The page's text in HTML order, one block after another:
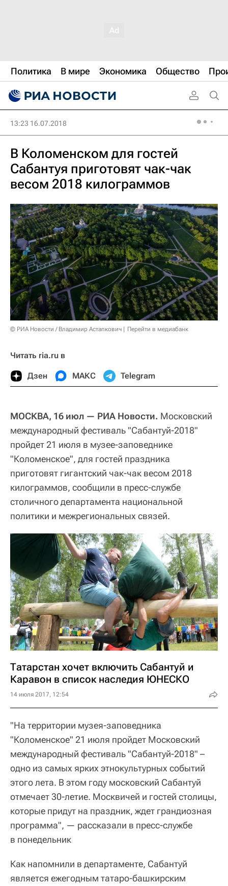
Политика В мире Экономика Общество
13:23 16.07.2018
В Коломенском для гостей
Сабантуя приготовят чак-чак
весом 2018 килограммов
© РИА Новости / Владимир Астапкович Перейти в медиабанк
Читать ria.ru в
Дзен МАКС Telegram
МОСКВА, 16 июл — РИА Новости. Московский
международный фестиваль "Сабантуй-2018"
пройдет 21 июля в музее-заповеднике
"Коломенское", для гостей праздника
приготовят гигантский чак-чак весом 2018
килограммов, сообщили в пресс-службе
столичного департамента национальной
политики и межрегиональных связей.
Татарстан хочет включить Сабантуй и
Каравон в список наследия ЮНЕСКО
14 июля 2017, 12:54
"На территории музея-заповедника
"Коломенское" 21 июля пройдет Московский
международный фестиваль "Сабантуй-2018" –
одно из самых ярких этнокультурных событий
этого лета. В этом году московский Сабантуй
отмечает 30-летие. Москвичей и гостей столицы,
которые придут на праздник, ждет грандиозная
программа", — рассказали в пресс-службе
в понедельник
Как напомнили в департаменте, Сабантуй
является ежегодным татаро-башкирским